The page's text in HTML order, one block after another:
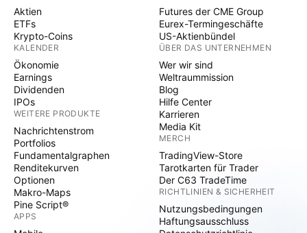
Aktien
ETFs
Krypto-Coins
KALENDER
Ökonomie
Earnings
Dividenden
IPOs
WEITERE PRODUKTE
Nachrichtenstrom
Portfolios
Fundamentalgraphen
Renditekurven
Optionen
Makro-Maps
Pine Script®
APPS
Futures der CME Group
Eurex-Termingeschäfte
US-Aktienbündel
ÜBER DAS UNTERNEHMEN
Wer wir sind
Weltraummission
Blog
Hilfe Center
Karrieren
Media Kit
MERCH
TradingView-Store
Tarotkarten für Trader
Der C63 TradeTime
RICHTLINIEN & SICHERHEIT
Nutzungsbedingungen
Haftungsausschluss